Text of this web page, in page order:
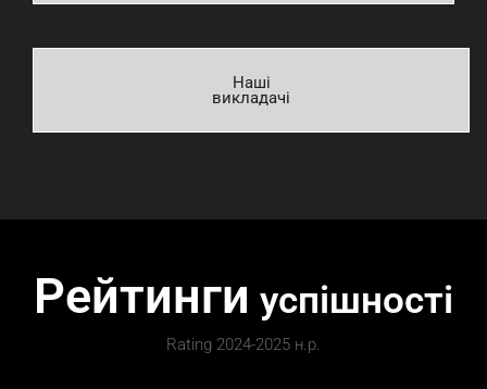
Наші
викладачі
Рейтинги успішності
Rating 2024-2025 н.р.